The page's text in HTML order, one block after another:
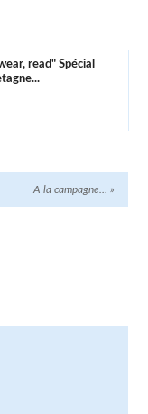
read" Spécial
A la campagne… »